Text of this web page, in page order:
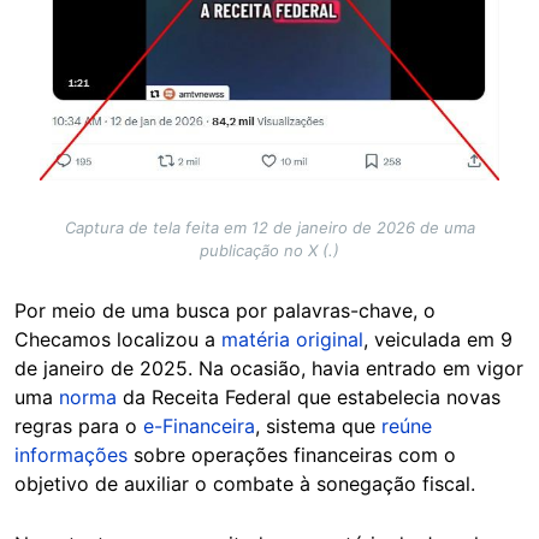
Captura de tela feita em 12 de janeiro de 2026 de uma
publicação no X (.)
Por meio de uma busca por palavras-chave, o
Checamos localizou a matéria original, veiculada em 9
de janeiro de 2025. Na ocasião, havia entrado em vigor
uma norma da Receita Federal que estabelecia novas
regras para o e-Financeira, sistema que reúne
informações sobre operações financeiras com o
objetivo de auxiliar o combate à sonegação fiscal.